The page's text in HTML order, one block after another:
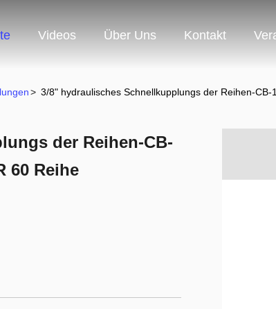
Videos Über Uns Kontakt
> 3/8" hydraulisches Schnellkupplungs der Reihen-
der Reihen-CB-
60 Reihe